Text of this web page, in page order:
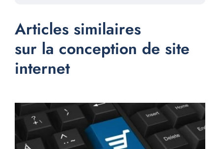
Articles similaires
sur la conception de site
internet